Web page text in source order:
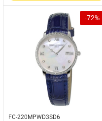
-72%
FC-220MPWD3SD6